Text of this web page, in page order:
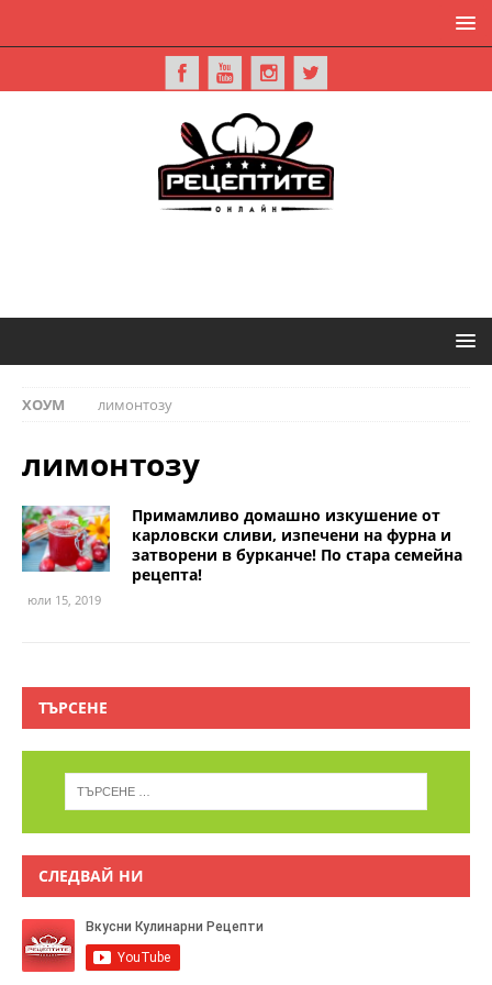
ХОУМ лимонтозу
лимонтозу
Примамливо домашно изкушение от
карловски сливи, изпечени на фурна и
затворени в бурканче! По стара семейна
рецепта!
юли 15, 2019
ТЪРСЕНЕ
СЛЕДВАЙ НИ